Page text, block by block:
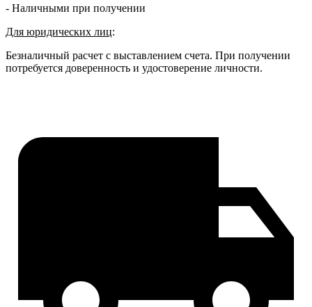
- Наличными при получении
Для юридических лиц:
Безналичный расчет с выставлением счета. При получении
потребуется доверенность и удостоверение личности.